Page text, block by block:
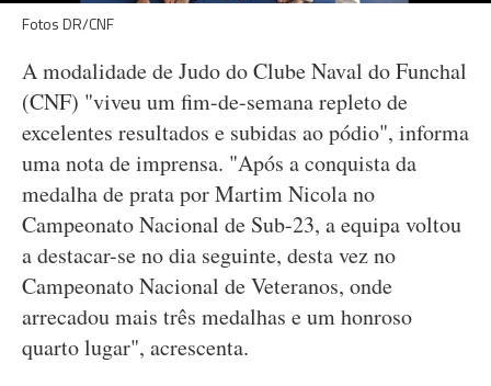
Fotos DR/CNF
A modalidade de Judo do Clube Naval do Funchal
(CNF) "viveu um fim-de-semana repleto de
excelentes resultados e subidas ao pódio", informa
uma nota de imprensa. "Após a conquista da
medalha de prata por Martim Nicola no
Campeonato Nacional de Sub-23, a equipa voltou
a destacar-se no dia seguinte, desta vez no
Campeonato Nacional de Veteranos, onde
arrecadou mais três medalhas e um honroso
quarto lugar", acrescenta.